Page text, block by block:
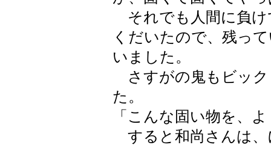
それでも人間に負け
くだいたので、残っ
いました。
さすがの鬼もビック
た。
「こんな固い物を、
すると和尚さんは、